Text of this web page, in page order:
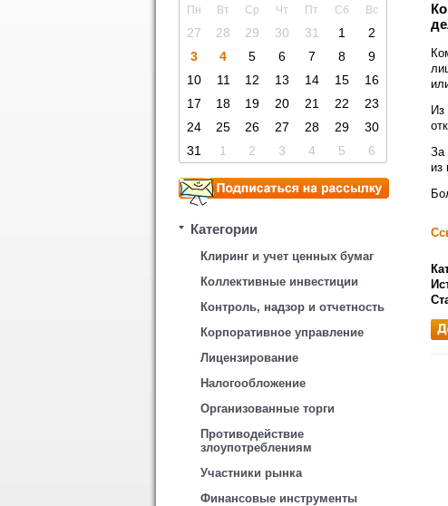
Пн Вт Ср Чт Пт Сб Вс
27 28 29 30 31 1
2
3
4 5 6 7 8
9
10
11 12 13 14 15
16
17
18 19 20 21 22
23
24
25 26 27 28 29
30
31
1 2 3 4 5 6
Категории
Клиринг и учет ценных бумаг
Коллективные инвестиции
Контроль, надзор и отчетность
Корпоративное управление
Лицензирование
Налогообложение
Организованные торги
Противодействие
злоупотреблениям
Участники рынка
Финансовые инструменты
За
из